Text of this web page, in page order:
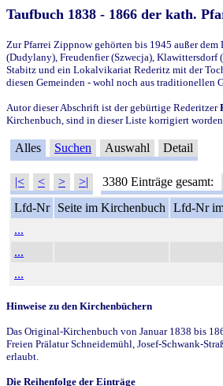
Taufbuch 1838 - 1866 der kath.
Zur Pfarrei Zippnow gehörten bis 1945 außer
(Dudylany), Freudenfier (Szwecja),
Stabitz und ein Lokalvikariat Rederitz mit der
diesen Gemeinden - wohl noch aus traditionellen
Autor dieser Abschrift ist der gebürtige Rederitzer
Kirchenbuch, sind in dieser Liste korrigiert
Alles Suchen Auswahl Detail
|< < > >| 3380 Einträge gesamt:
Lfd-Nr
Seite im Kirchenbuch Lfd-Nr
...
...
...
Hinweise zu den Kirchenbüchern
Das Original-Kirchenbuch von Januar 1838 bis
Freien Prälatur Schneidemühl, Josef-Schwank-
erlaubt.
Die Reihenfolge der Einträge